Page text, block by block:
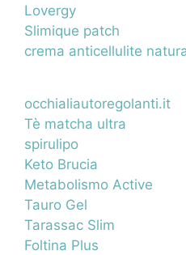
Lovergy
Slimique patch
crema anticellulite
occhialiautoregolanti.it
Tè matcha ultra
spirulipo
Keto Brucia
Metabolismo Active
Tauro Gel
Tarassac Slim
Foltina Plus